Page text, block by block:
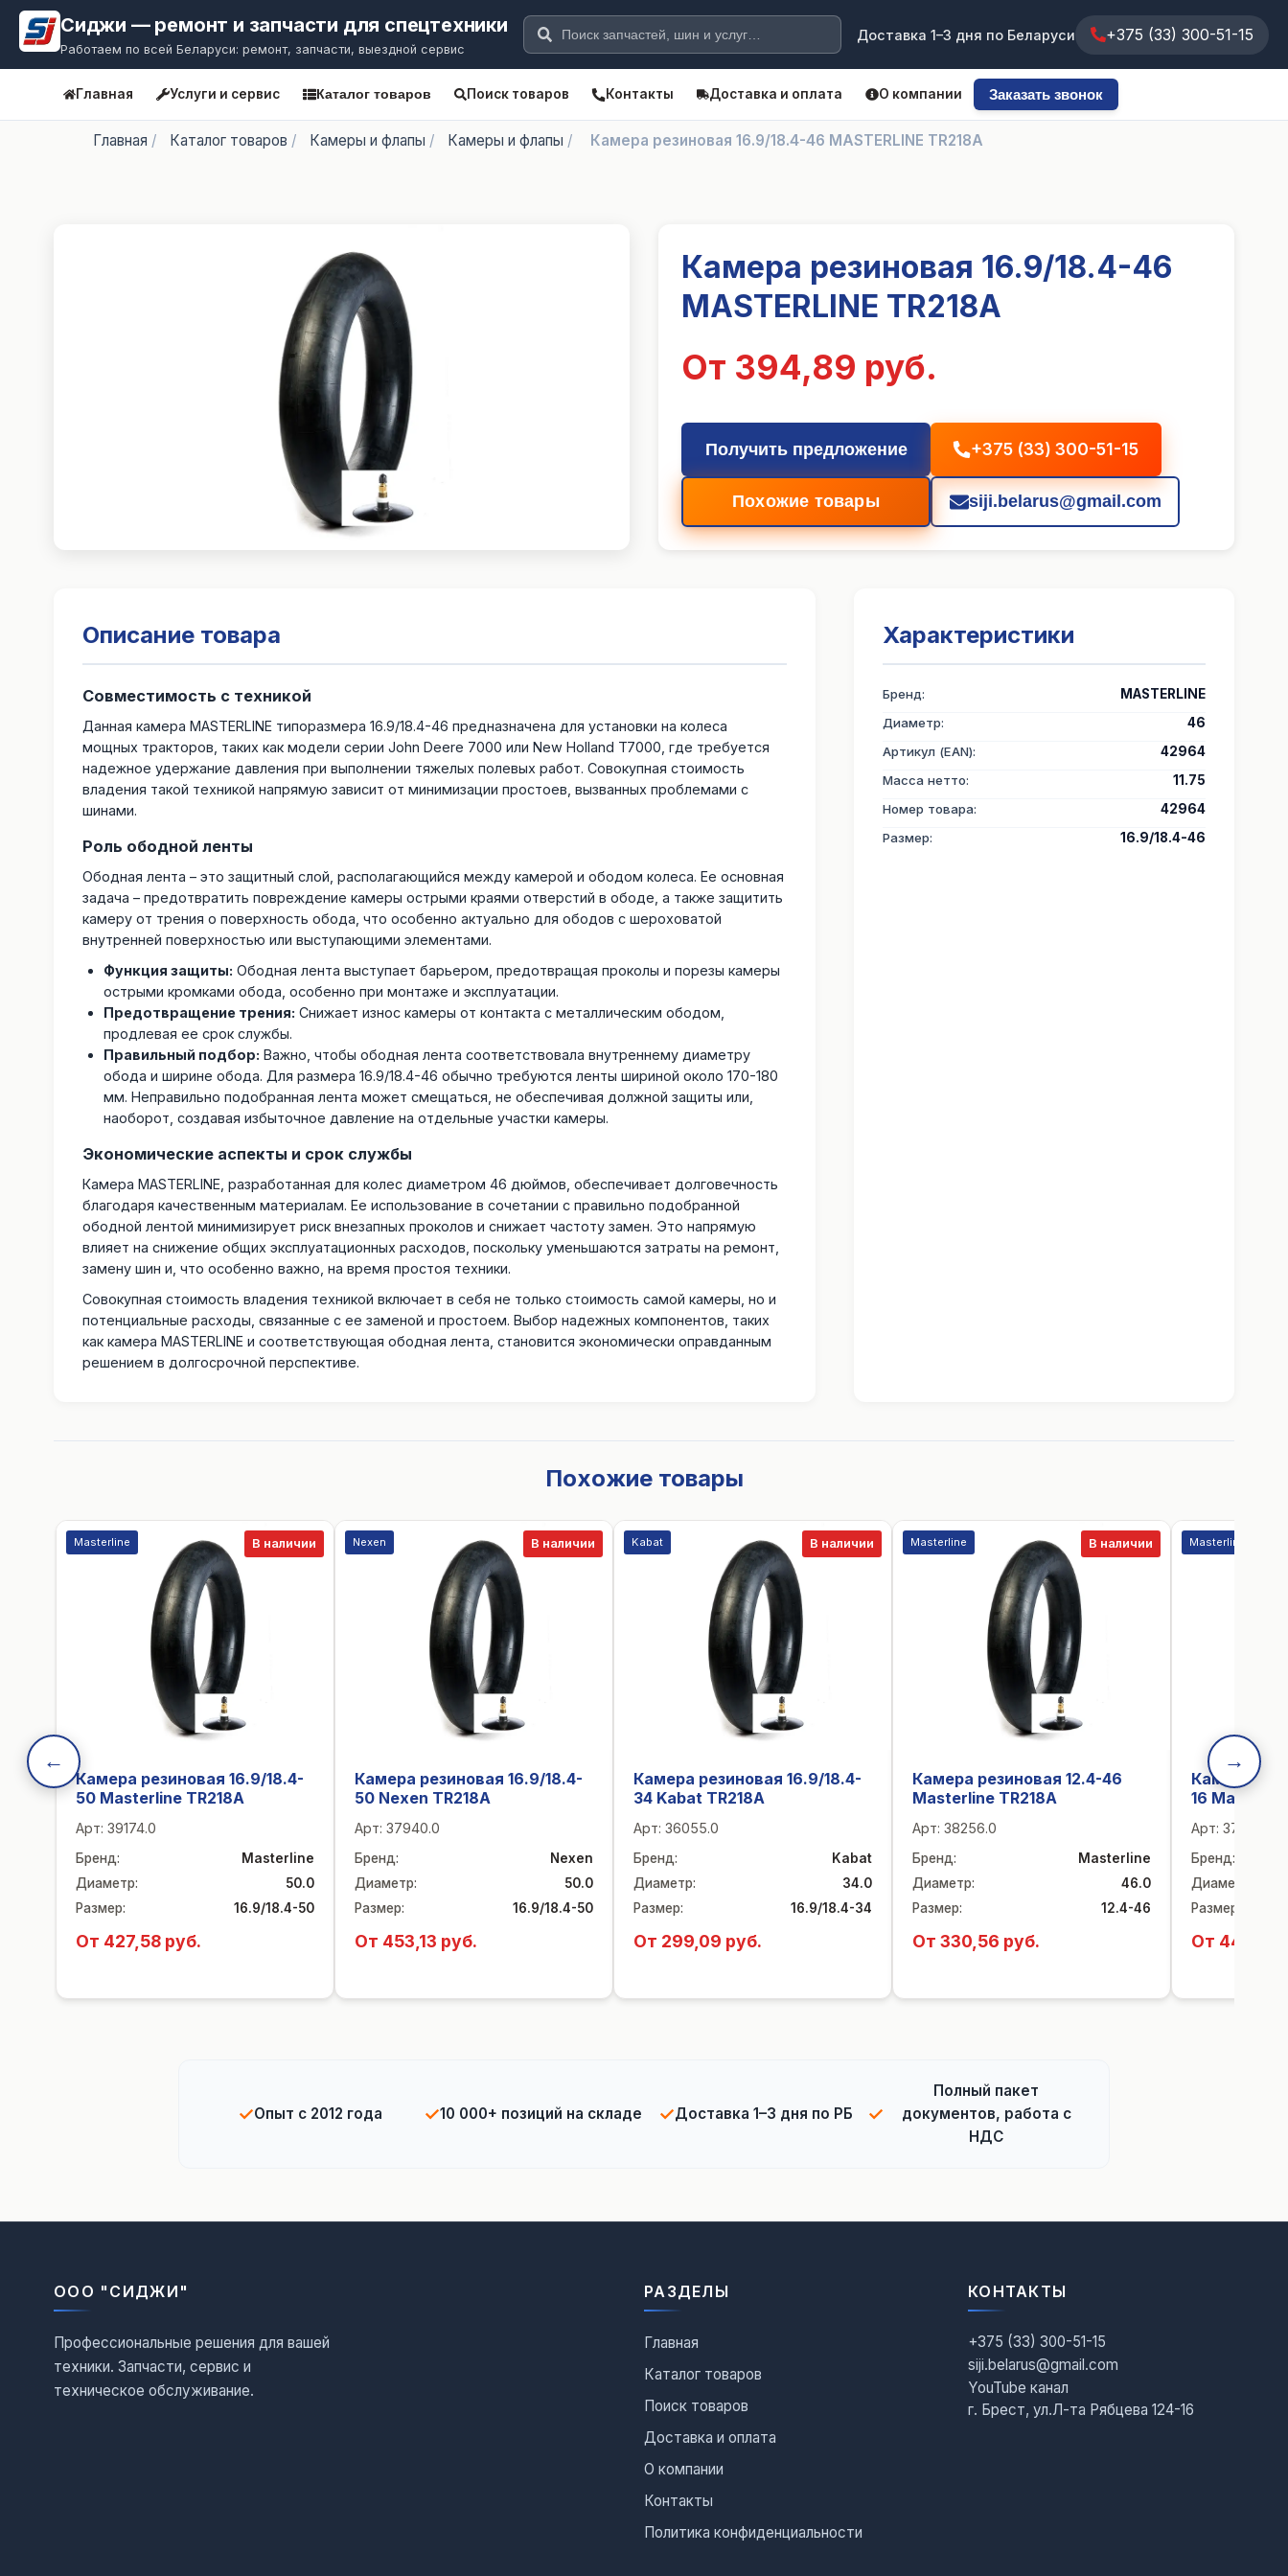
Сиджи — ремонт и запчасти для спецтехники
Работаем по всей Беларуси: ремонт, запчасти, выездной сервис
Доставка 1–3 дня по Беларуси +375 (33) 300-51-15
Главная Услуги и сервис Каталог товаров Поиск товаров Контакты Доставка и оплата О компании Заказать звонок
Главная / Каталог товаров / Камеры и флапы / Камеры и флапы / Камера резиновая 16.9/18.4-46 MASTERLINE TR218A
Камера резиновая 16.9/18.4-46
MASTERLINE TR218A
От 394,89 руб.
Получить предложение +375 (33) 300-51-15
Похожие товары siji.belarus@gmail.com
Описание товара
Совместимость с техникой
Данная камера MASTERLINE типоразмера 16.9/18.4-46 предназначена для установки на колеса
мощных тракторов, таких как модели серии John Deere 7000 или New Holland T7000, где требуется
надежное удержание давления при выполнении тяжелых полевых работ. Совокупная стоимость
владения такой техникой напрямую зависит от минимизации простоев, вызванных проблемами с
шинами.
Роль ободной ленты
Ободная лента – это защитный слой, располагающийся между камерой и ободом колеса. Ее основная
задача – предотвратить повреждение камеры острыми краями отверстий в ободе, а также защитить
камеру от трения о поверхность обода, что особенно актуально для ободов с шероховатой
внутренней поверхностью или выступающими элементами.
Функция защиты: Ободная лента выступает барьером, предотвращая проколы и порезы камеры
острыми кромками обода, особенно при монтаже и эксплуатации.
Предотвращение трения: Снижает износ камеры от контакта с металлическим ободом,
продлевая ее срок службы.
Правильный подбор: Важно, чтобы ободная лента соответствовала внутреннему диаметру
обода и ширине обода. Для размера 16.9/18.4-46 обычно требуются ленты шириной около 170-180
мм. Неправильно подобранная лента может смещаться, не обеспечивая должной защиты или,
наоборот, создавая избыточное давление на отдельные участки камеры.
Экономические аспекты и срок службы
Камера MASTERLINE, разработанная для колес диаметром 46 дюймов, обеспечивает долговечность
благодаря качественным материалам. Ее использование в сочетании с правильно подобранной
ободной лентой минимизирует риск внезапных проколов и снижает частоту замен. Это напрямую
влияет на снижение общих эксплуатационных расходов, поскольку уменьшаются затраты на ремонт,
замену шин и, что особенно важно, на время простоя техники.
Совокупная стоимость владения техникой включает в себя не только стоимость самой камеры, но и
потенциальные расходы, связанные с ее заменой и простоем. Выбор надежных компонентов, таких
как камера MASTERLINE и соответствующая ободная лента, становится экономически оправданным
решением в долгосрочной перспективе.
Характеристики
Бренд:
MASTERLINE
Диаметр:
46
Артикул (EAN):
42964
Масса нетто:
11.75
Номер товара:
42964
Размер: 16.9/18.4-46
Похожие товары
←
В наличии
Masterline
Камера резиновая 16.9/18.4-
50 Masterline TR218A
Арт: 39174.0
Бренд:
Masterline
Диаметр:
50.0
Размер: 16.9/18.4-50
От 427,58 руб.
В наличии
Nexen
Камера резиновая 16.9/18.4-
50 Nexen TR218A
Арт: 37940.0
Бренд:
Nexen
Диаметр:
50.0
Размер: 16.9/18.4-50
От 453,13 руб.
В наличии
Kabat
Камера резиновая 16.9/18.4-
34 Kabat TR218A
Арт: 36055.0
Бренд:
Kabat
Диаметр:
34.0
Размер: 16.9/18.4-34
От 299,09 руб.
В наличии
Masterline
Камера резиновая 12.4-46
Masterline TR218A
Арт: 38256.0
Бренд:
Masterline
Диаметр:
46.0
Размер: 12.4-46
От 330,56 руб.
Masterline
Камера
16
Арт: 37728.0
Бренд:
Диаметр
Размер
От 44,37
→
✓Опыт с 2012 года ✓10 000+ позиций на складе ✓Доставка 1–3 дня по РБ ✓
Полный пакет
документов, работа с
НДС
ООО "СИДЖИ"
Профессиональные решения для вашей
техники. Запчасти, сервис и
техническое обслуживание.
РАЗДЕЛЫ
Главная
Каталог товаров
Поиск товаров
Доставка и оплата
О компании
Контакты
Политика конфиденциальности
КОНТАКТЫ
+375 (33) 300-51-15
siji.belarus@gmail.com
YouTube канал
г. Брест, ул.Л-та Рябцева 124-16